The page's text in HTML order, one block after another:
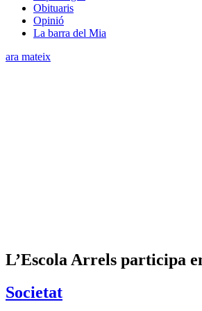
Obituaris
Opinió
La barra del Mia
ara mateix
​L’Escola Arrels participa
Societat